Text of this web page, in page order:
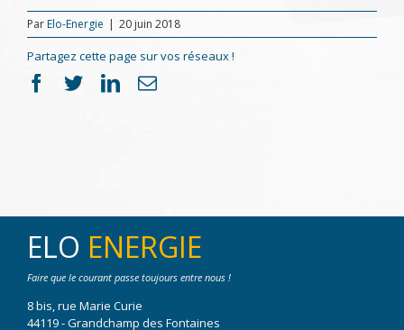
ParElo-Energie | 20 juin 2018
Partagez cette page sur vos réseaux !
Facebook
TwitterLinkedIn
Email
ELO ENERGIE
Faire que le courant passe toujours entre nous !
8 bis, rue Marie Curie
44119 - Grandchamp des Fontaines